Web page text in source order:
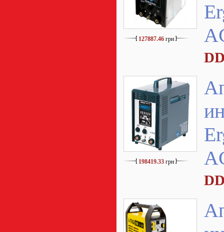
127887.46 грн
198419.33 грн